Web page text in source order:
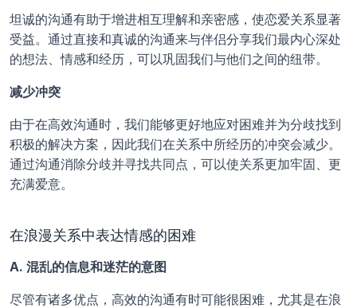
坦诚的沟通有助于增进相互理解和亲密感，使恋爱关系显著
受益。通过直接和真诚的沟通来与伴侣分享我们最内心深处
的想法、情感和经历，可以巩固我们与他们之间的纽带。
减少冲突
由于在高效沟通时，我们能够更好地应对困难并为分歧找到
积极的解决方案，因此我们在关系中所经历的冲突会减少。
通过沟通消除分歧并寻找共同点，可以使关系更加牢固、更
充满爱意。
在浪漫关系中表达情感的困难
A. 混乱的信息和迷茫的意图
尽管有诸多优点，高效的沟通有时可能很困难，尤其是在浪